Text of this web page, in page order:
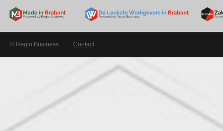
© Regio Business Contact